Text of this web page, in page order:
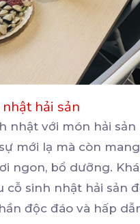
hải sản
nhật với món hải
mới lạ mà còn
ngon, bổ dưỡng.
cỗ sinh nhật hải sản
độc đáo và hấp